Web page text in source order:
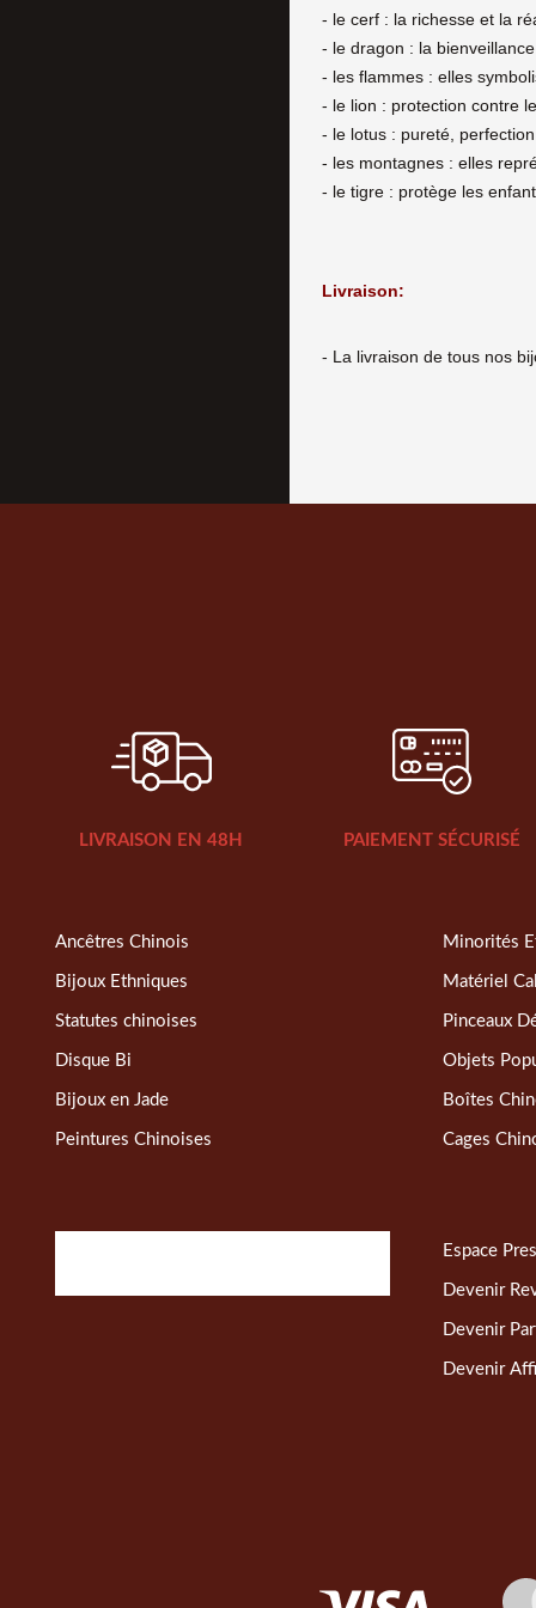
- le cerf : la richesse et la
- le dragon : la bienveillance
- les flammes : elles
- le lion : protection contre
- le lotus : pureté,
- les montagnes : elles
- le tigre : protège les
Livraison:
- La livraison de tous nos
LIVRAISON EN 48H PAIEMENT SÉCURISÉ
Ancêtres Chinois
Bijoux Ethniques
Statutes chinoises
Disque Bi
Bijoux en Jade
Peintures Chinoises
Minorités
Matériel
Pinceaux
Objets
Boîtes
Cages
Espace
Devenir
Devenir
Devenir